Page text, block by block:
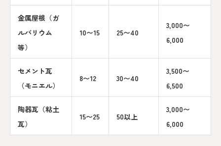
金属屋根（ガ
ルバリウム
等）
10〜15 25〜40
3,000〜
6,000
セメント瓦
（モニエル）
8〜12 30〜40
3,500〜
6,500
陶器瓦（粘土
瓦）
15〜25 50以上
3,000〜
6,000